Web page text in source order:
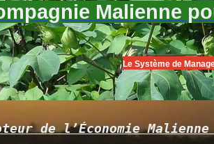
Malienne
Le Système de
de l’Économie